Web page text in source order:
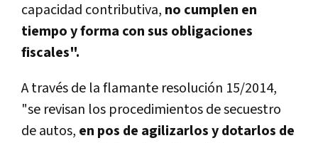
capacidad contributiva, no cumplen en
tiempo y forma con sus obligaciones
fiscales".
A través de la flamante resolución 15/2014,
"se revisan los procedimientos de secuestro
de autos, en pos de agilizarlos y dotarlos de